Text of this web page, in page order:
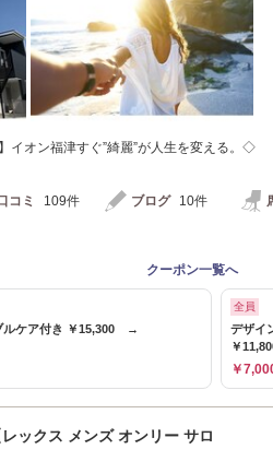
イオン福津すぐ”綺麗”が人生を変える。◇
コミ 109件 ブログ 10件
クーポン一覧へ
ルケア付き ￥15,300 →
全員
デザイ
￥
￥
ックス メンズ オンリー サロ